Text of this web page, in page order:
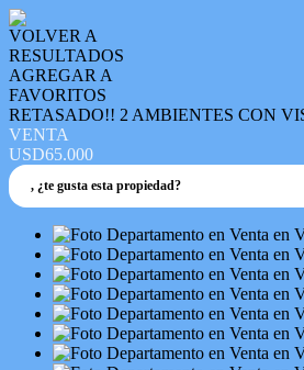
VOLVER A
RESULTADOS
AGREGAR A
FAVORITOS
RETASADO!! 2 AMBIENTES CON
VENTA
USD65.000
, ¿te gusta esta propiedad?